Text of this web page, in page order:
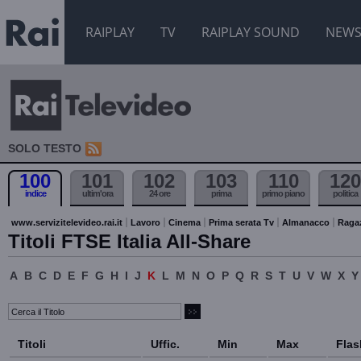
RAIPLAY TV RAIPLAY SOUND NEWS
SOLO TESTO
100
indice
101
ultim'ora
102
24 ore
103
prima
110
primo piano
120
politica
www.servizitelevideo.rai.it Lavoro Cinema Prima serata Tv Almanacco
Titoli FTSE Italia All-Share
A B C D E F G H I J K L M N O P Q R S T U V W X Y
Titoli Uffic. Min Max